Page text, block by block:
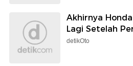
Akhirnya
Lagi Setelah
detikOto